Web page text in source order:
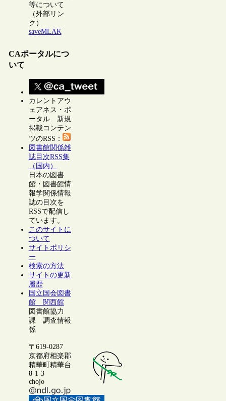
等について
（外部リン
ク）
saveMLAK
CAポータルにつ
いて
カレントアウ
ェアネス・ポ
ータル 新規
掲載コンテン
ツのRSS：
図書館関係雑
誌目次RSS集
（国内）
日本の図書
館・図書館情
報学関係情報
誌の目次を
RSSで配信し
ています。
このサイトに
ついて
サイトポリシ
ー
検索の方法
サイトの更新
履歴
国立国会図書
館 関西館
図書館協力
課 調査情報
係
〒619-0287
京都府相楽郡
精華町精華台
8-1-3
chojo